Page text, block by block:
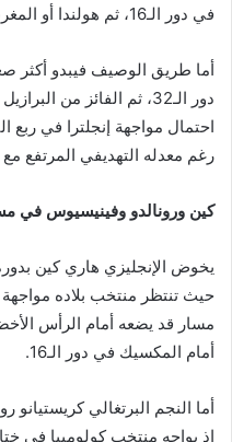
في دور الـ16، ثم هولندا أو المغرب في ربع النهائي.
أما طريق الوصيف فيبدو أكثر
احتمال مواجهة إنجلترا في ربع
رغم معدله التهديفي المرتفع
كين ورونالدو وفينيسيوس في
يخوض الإنجليزي هاري كين
حيث تنتظر منتخب بلاده
أمام المكسيك في دور الـ16.
أما النجم البرتغالي كريستيانو
إذ يواجه منتخب كولومبيا في